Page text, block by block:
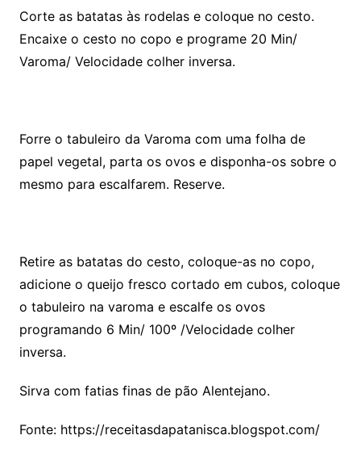
Corte as batatas às rodelas e coloque no cesto.
Encaixe o cesto no copo e programe 20 Min/
Varoma/ Velocidade colher inversa.
Forre o tabuleiro da Varoma com uma folha de
papel vegetal, parta os ovos e disponha-os sobre o
mesmo para escalfarem. Reserve.
Retire as batatas do cesto, coloque-as no copo,
adicione o queijo fresco cortado em cubos, coloque
o tabuleiro na varoma e escalfe os ovos
programando 6 Min/ 100º /Velocidade colher
inversa.
Sirva com fatias finas de pão Alentejano.
Fonte: https://receitasdapatanisca.blogspot.com/